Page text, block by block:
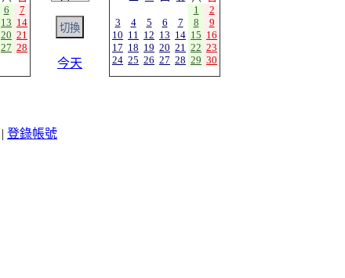
6
7
13 14
20 21
27 28
今天
1
2
3
4 5 6 7 8
9
10 11 12 13 14 15 16
17 18 19 20 21 22 23
24 25 26 27 28 29 30
| 登錄帳號